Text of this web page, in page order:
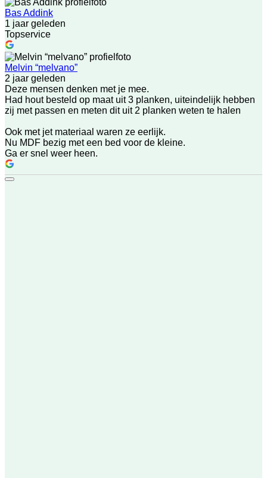
Bas Addink
1 jaar geleden
Topservice
Melvin “melvano”
2 jaar geleden
Deze mensen denken met je mee.
Had hout besteld op maat uit 3 planken, uiteindelijk hebben
zij met passen en meten dit uit 2 planken weten te halen
Ook met jet materiaal waren ze eerlijk.
Nu MDF bezig met een bed voor de kleine.
Ga er snel weer heen.